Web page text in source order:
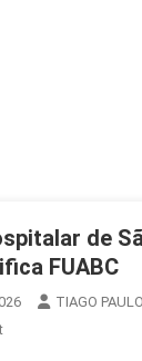
de
FUABC
TIAGO PAULO
On